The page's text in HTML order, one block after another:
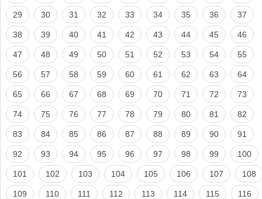
29 30 31 32 33 34 35 36 37
38 39 40 41 42 43 44 45 46
47 48 49 50 51 52 53 54 55
56 57 58 59 60 61 62 63 64
65 66 67 68 69 70 71 72 73
74 75 76 77 78 79 80 81 82
83 84 85 86 87 88 89 90 91
92 93 94 95 96 97 98 99 100
101 102 103 104 105 106 107 108
109 110 111 112 113 114 115 116